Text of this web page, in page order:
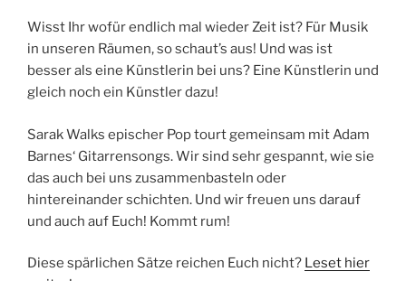
Wisst Ihr wofür endlich mal wieder Zeit ist? Für Musik
in unseren Räumen, so schaut’s aus! Und was ist
besser als eine Künstlerin bei uns? Eine Künstlerin und
gleich noch ein Künstler dazu!
Sarak Walks epischer Pop tourt gemeinsam mit Adam
Barnes‘ Gitarrensongs. Wir sind sehr gespannt, wie sie
das auch bei uns zusammenbasteln oder
hintereinander schichten. Und wir freuen uns darauf
und auch auf Euch! Kommt rum!
Diese spärlichen Sätze reichen Euch nicht? Leset hier